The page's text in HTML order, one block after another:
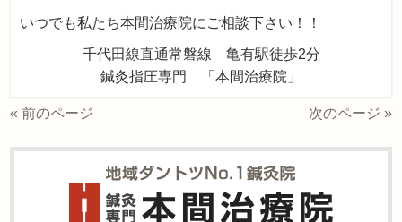
いつでも私たち本間治療院にご相談下さい！！
千代田線直通常磐線 亀有駅徒歩2分
鍼灸指圧専門 「本間治療院」
« 前のページ 次のページ »